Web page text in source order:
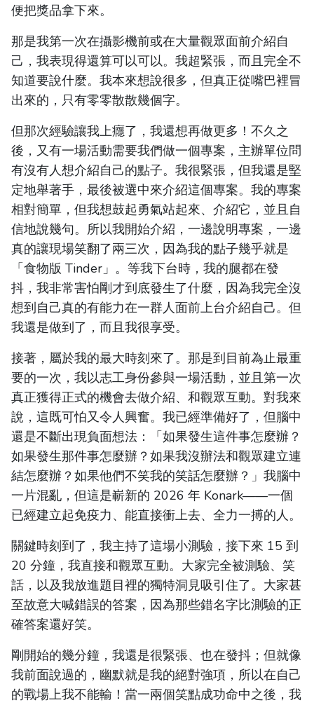
便把獎品拿下來。
那是我第一次在攝影機前或在大量觀眾面前介紹自
己，我表現得還算可以可以。我超緊張，而且完全不
知道要說什麼。我本來想說很多，但真正從嘴巴裡冒
出來的，只有零零散散幾個字。
但那次經驗讓我上癮了，我還想再做更多！不久之
後，又有一場活動需要我們做一個專案，主辦單位問
有沒有人想介紹自己的點子。我很緊張，但我還是堅
定地舉著手，最後被選中來介紹這個專案。我的專案
相對簡單，但我想鼓起勇氣站起來、介紹它，並且自
信地說幾句。所以我開始介紹，一邊說明專案，一邊
真的讓現場笑翻了兩三次，因為我的點子幾乎就是
「食物版 Tinder」。等我下台時，我的腿都在發
抖，我非常害怕剛才到底發生了什麼，因為我完全沒
想到自己真的有能力在一群人面前上台介紹自己。但
我還是做到了，而且我很享受。
接著，屬於我的最大時刻來了。那是到目前為止最重
要的一次，我以志工身份參與一場活動，並且第一次
真正獲得正式的機會去做介紹、和觀眾互動。對我來
說，這既可怕又令人興奮。我已經準備好了，但腦中
還是不斷出現負面想法：「如果發生這件事怎麼辦？
如果發生那件事怎麼辦？如果我沒辦法和觀眾建立連
結怎麼辦？如果他們不笑我的笑話怎麼辦？」我腦中
一片混亂，但這是嶄新的 2026 年 Konark——一個
已經建立起免疫力、能直接衝上去、全力一搏的人。
關鍵時刻到了，我主持了這場小測驗，接下來 15 到
20 分鐘，我直接和觀眾互動。大家完全被測驗、笑
話，以及我放進題目裡的獨特洞見吸引住了。大家甚
至故意大喊錯誤的答案，因為那些錯名字比測驗的正
確答案還好笑。
剛開始的幾分鐘，我還是很緊張、也在發抖；但就像
我前面說過的，幽默就是我的絕對強項，所以在自己
的戰場上我不能輸！當一兩個笑點成功命中之後，我